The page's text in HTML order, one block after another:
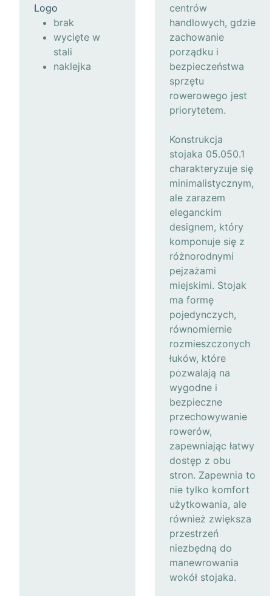
Logo
brak
wycięte w
stali
naklejka
centrów
handlowych, gdzie
zachowanie
porządku i
bezpieczeństwa
sprzętu
rowerowego jest
priorytetem.
Konstrukcja
stojaka 05.050.1
charakteryzuje się
minimalistycznym,
ale zarazem
eleganckim
designem, który
komponuje się z
różnorodnymi
pejzażami
miejskimi. Stojak
ma formę
pojedynczych,
równomiernie
rozmieszczonych
łuków, które
pozwalają na
wygodne i
bezpieczne
przechowywanie
rowerów,
zapewniając łatwy
dostęp z obu
stron. Zapewnia to
nie tylko komfort
użytkowania, ale
również zwiększa
przestrzeń
niezbędną do
manewrowania
wokół stojaka.